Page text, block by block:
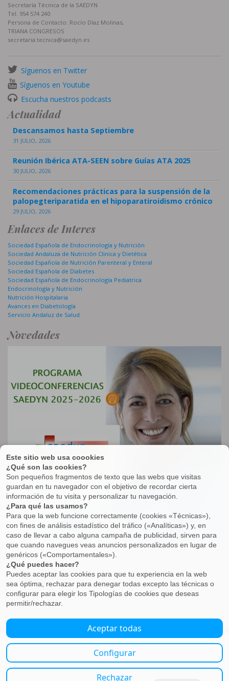
Secretaría Técnica de la SAEDYN
Tel. 954 574 240
Persona de Contacto: Rocío Díaz Molinas,
TRIANA CONGRESOS
secretaria.tecnica@saedyn.es
Síguenos en Twitter
Síguenos en Youtube
Escucha nuestros podcasts
Actualidad
Descansamos hasta Septiembre
31 JULIO, 2026
Reunión Ibérica ATA-SEEN sobre Guías ATA 2025
30 JULIO, 2026
Recomendaciones prácticas para la suspensión de la
palopegteriparatida en el hipoparatiroidismo crónico
29 JULIO, 2026
Enlaces de Interes
Sociedad Española de Endocrinología y Nutrición
Sociedad Andaluza de Nutrición Clinica y Dietética
Sociedad Española de Nutrición Parenteral y Enteral
Sociedad Española de Diabetes
Sociedad Española de Endocrinología Pediatrica
Endocrinología y Nutrición
Nutrición Hospitalaria
Avances en Diabetología
Servicio Andaluz de Salud
Novedades